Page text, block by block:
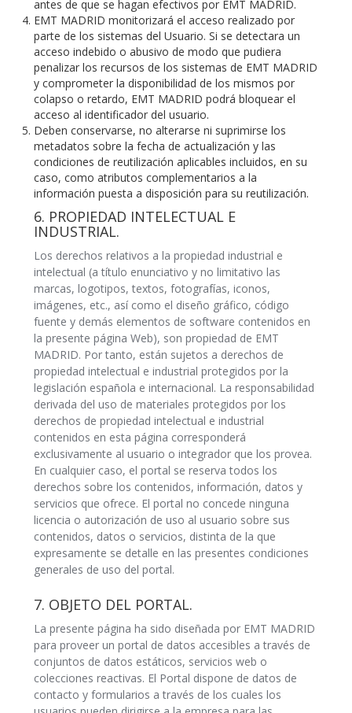
antes de que se hagan efectivos por EMT MADRID.
EMT MADRID monitorizará el acceso realizado por
parte de los sistemas del Usuario. Si se detectara un
acceso indebido o abusivo de modo que pudiera
penalizar los recursos de los sistemas de EMT MADRID
y comprometer la disponibilidad de los mismos por
colapso o retardo, EMT MADRID podrá bloquear el
acceso al identificador del usuario.
Deben conservarse, no alterarse ni suprimirse los
metadatos sobre la fecha de actualización y las
condiciones de reutilización aplicables incluidos, en su
caso, como atributos complementarios a la
información puesta a disposición para su reutilización.
6. PROPIEDAD INTELECTUAL E
INDUSTRIAL.
Los derechos relativos a la propiedad industrial e
intelectual (a título enunciativo y no limitativo las
marcas, logotipos, textos, fotografías, iconos,
imágenes, etc., así como el diseño gráfico, código
fuente y demás elementos de software contenidos en
la presente página Web), son propiedad de EMT
MADRID. Por tanto, están sujetos a derechos de
propiedad intelectual e industrial protegidos por la
legislación española e internacional. La responsabilidad
derivada del uso de materiales protegidos por los
derechos de propiedad intelectual e industrial
contenidos en esta página corresponderá
exclusivamente al usuario o integrador que los provea.
En cualquier caso, el portal se reserva todos los
derechos sobre los contenidos, información, datos y
servicios que ofrece. El portal no concede ninguna
licencia o autorización de uso al usuario sobre sus
contenidos, datos o servicios, distinta de la que
expresamente se detalle en las presentes condiciones
generales de uso del portal.
7. OBJETO DEL PORTAL.
La presente página ha sido diseñada por EMT MADRID
para proveer un portal de datos accesibles a través de
conjuntos de datos estáticos, servicios web o
colecciones reactivas. El Portal dispone de datos de
contacto y formularios a través de los cuales los